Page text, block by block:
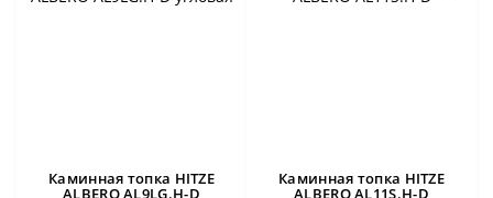
Каминная топка HITZE
ALBERO AL9LG.H-D
Каминная топка HITZE
ALBERO AL11S.H-D